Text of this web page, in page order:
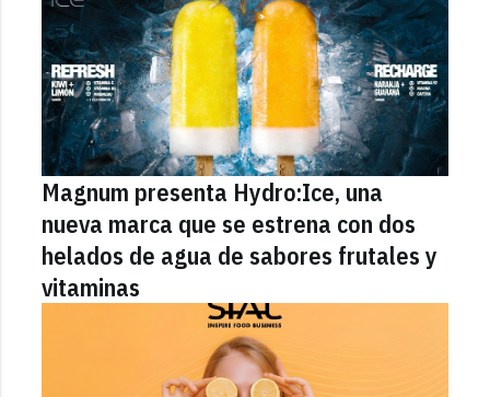
Magnum presenta Hydro:Ice, una
nueva marca que se estrena con dos
helados de agua de sabores frutales y
vitaminas